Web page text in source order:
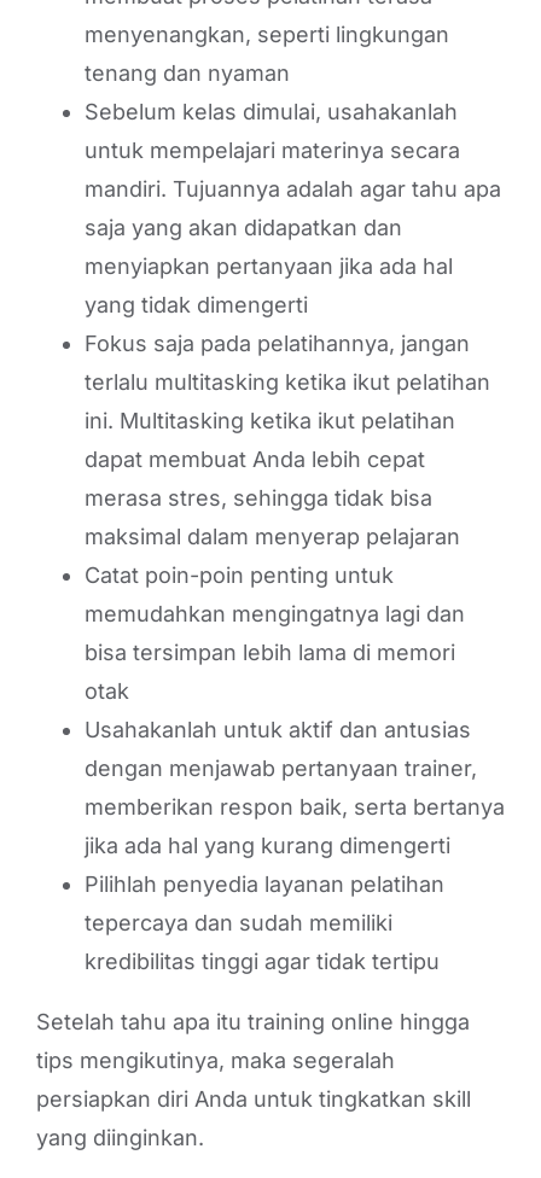
menyenangkan, seperti lingkungan
tenang dan nyaman
Sebelum kelas dimulai, usahakanlah
untuk mempelajari materinya secara
mandiri. Tujuannya adalah agar tahu apa
saja yang akan didapatkan dan
menyiapkan pertanyaan jika ada hal
yang tidak dimengerti
Fokus saja pada pelatihannya, jangan
terlalu multitasking ketika ikut pelatihan
ini. Multitasking ketika ikut pelatihan
dapat membuat Anda lebih cepat
merasa stres, sehingga tidak bisa
maksimal dalam menyerap pelajaran
Catat poin-poin penting untuk
memudahkan mengingatnya lagi dan
bisa tersimpan lebih lama di memori
otak
Usahakanlah untuk aktif dan antusias
dengan menjawab pertanyaan trainer,
memberikan respon baik, serta bertanya
jika ada hal yang kurang dimengerti
Pilihlah penyedia layanan pelatihan
tepercaya dan sudah memiliki
kredibilitas tinggi agar tidak tertipu
Setelah tahu apa itu training online hingga
tips mengikutinya, maka segeralah
persiapkan diri Anda untuk tingkatkan skill
yang diinginkan.